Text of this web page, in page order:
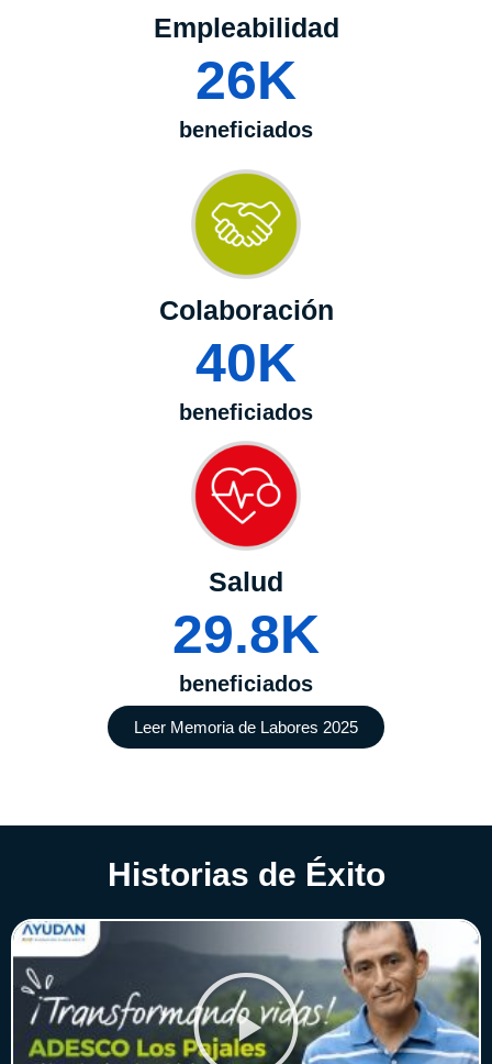
Empleabilidad
26K
beneficiados
Colaboración
40K
beneficiados
Salud
29.8K
beneficiados
Leer Memoria de Labores 2025
Historias de Éxito